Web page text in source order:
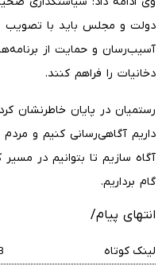
دولت و مجلس باید با تصویب
آسیب‌رسان و حمایت از
دخانیات را فراهم کنند.
رستمیان در پایان خاطرنشان
داریم آگاهی‌رسانی کنیم و
آگاه سازیم تا بتوانیم در
گام برداریم.
انتهای پیام/
لینک کوتاه